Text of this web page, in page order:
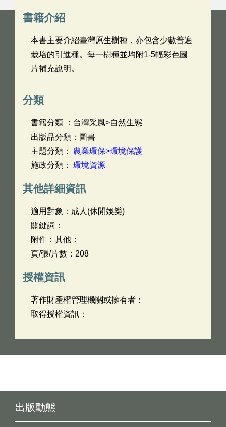
書籍介紹
本書主要介紹臺灣原生樹種，亦包含少數普遍
栽培的引進種。每一樹種並均附1-5幅彩色圖
片補充說明。
分類
書籍分類 ：台灣采風>自然生態
出版品分類：圖書
主題分類： 農業環保>環境保護
施政分類： 環境資源
其他詳細資訊
適用對象：成人(休閒娛樂)
關鍵詞：
附件：其他：
頁/張/片數：208
授權資訊
著作財產權管理機關或擁有者：
取得授權資訊：
出版動態